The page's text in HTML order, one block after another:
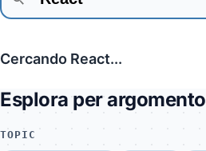
Cercando React...
Esplora per argomento
TOPIC